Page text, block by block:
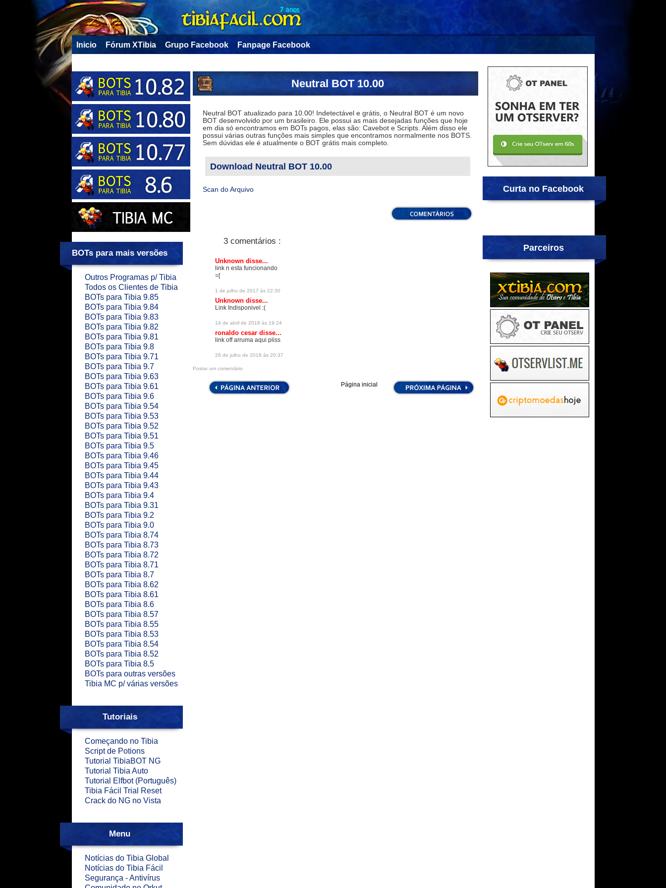
Inicio Fórum XTibia Grupo Facebook Fanpage Facebook
BOTs para mais versões
Outros Programas p/ Tibia
Todos os Clientes de Tibia
BOTs para Tibia 9.85
BOTs para Tibia 9.84
BOTs para Tibia 9.83
BOTs para Tibia 9.82
BOTs para Tibia 9.81
BOTs para Tibia 9.8
BOTs para Tibia 9.71
BOTs para Tibia 9.7
BOTs para Tibia 9.63
BOTs para Tibia 9.61
BOTs para Tibia 9.6
BOTs para Tibia 9.54
BOTs para Tibia 9.53
BOTs para Tibia 9.52
BOTs para Tibia 9.51
BOTs para Tibia 9.5
BOTs para Tibia 9.46
BOTs para Tibia 9.45
BOTs para Tibia 9.44
BOTs para Tibia 9.43
BOTs para Tibia 9.4
BOTs para Tibia 9.31
BOTs para Tibia 9.2
BOTs para Tibia 9.0
BOTs para Tibia 8.74
BOTs para Tibia 8.73
BOTs para Tibia 8.72
BOTs para Tibia 8.71
BOTs para Tibia 8.7
BOTs para Tibia 8.62
BOTs para Tibia 8.61
BOTs para Tibia 8.6
BOTs para Tibia 8.57
BOTs para Tibia 8.55
BOTs para Tibia 8.53
BOTs para Tibia 8.54
BOTs para Tibia 8.52
BOTs para Tibia 8.5
BOTs para outras versões
Tibia MC p/ várias versões
Tutoriais
Começando no Tibia
Script de Potions
Tutorial TibiaBOT NG
Tutorial Tibia Auto
Tutorial Elfbot (Português)
Tibia Fácil Trial Reset
Crack do NG no Vista
Menu
Notícias do Tibia Global
Notícias do Tibia Fácil
Segurança - Antivírus
Neutral BOT 10.00
Neutral BOT atualizado para 10.00! Indetectável e grátis, o Neutral BOT é um novo
BOT desenvolvido por um brasileiro. Ele possui as mais desejadas funções que hoje
em dia só encontramos em BOTs pagos, elas são: Cavebot e Scripts. Além disso ele
possui várias outras funções mais simples que encontramos normalmente nos BOTS.
Sem dúvidas ele é atualmente o BOT grátis mais completo.
Download Neutral BOT 10.00
Scan do Arquivo
3 comentários :
Unknown disse...
link n esta funcionando
=[
1 de julho de 2017 às 22:30
Unknown disse...
Link Indisponivel :(
14 de abril de 2018 às 19:24
ronaldo cesar disse...
link off arruma aqui pliss
26 de julho de 2018 às 20:37
Postar um comentário
Página inicial
Curta no Facebook
Parceiros